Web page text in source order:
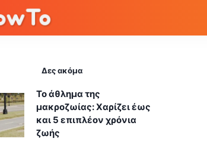
Δες ακόμα
Το άθλημα της
μακροζωίας: Χαρίζει έως
και 5 επιπλέον χρόνια
ζωής